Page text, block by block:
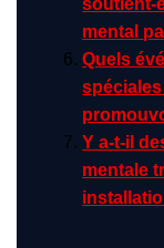
soutient-
mental
Quels
Y a-t-il
mentale